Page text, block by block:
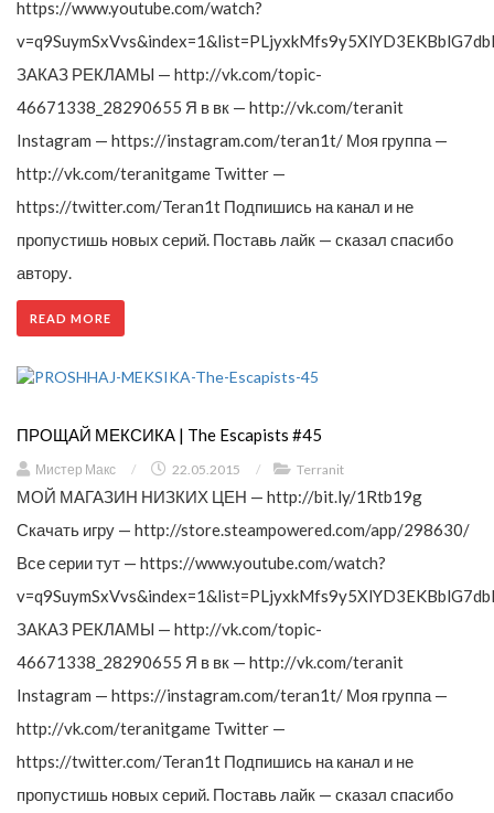
https://www.youtube.com/watch?
ЗАКАЗ РЕКЛАМЫ — http://vk.com/topic-
46671338_28290655 Я в вк — http://vk.com/teranit
Instagram — https://instagram.com/teran1t/ Моя группа —
http://vk.com/teranitgame Twitter —
https://twitter.com/Teran1t Подпишись на канал и не
пропустишь новых серий. Поставь лайк — сказал спасибо
автору.
READ MORE
ПРОЩАЙ МЕКСИКА | The Escapists #45
Мистер Макс / 22.05.2015 / Terranit
МОЙ МАГАЗИН НИЗКИХ ЦЕН — http://bit.ly/1Rtb19g
Скачать игру — http://store.steampowered.com/app/298630/
Все серии тут — https://www.youtube.com/watch?
ЗАКАЗ РЕКЛАМЫ — http://vk.com/topic-
46671338_28290655 Я в вк — http://vk.com/teranit
Instagram — https://instagram.com/teran1t/ Моя группа —
http://vk.com/teranitgame Twitter —
https://twitter.com/Teran1t Подпишись на канал и не
пропустишь новых серий. Поставь лайк — сказал спасибо